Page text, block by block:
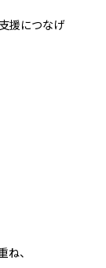
援につなげ
、